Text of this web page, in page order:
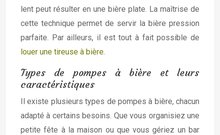
lent peut résulter en une bière plate. La maîtrise de
cette technique permet de servir la bière pression
parfaite. Par ailleurs, il est tout à fait possible de
louer une tireuse à bière.
Types de pompes à bière et leurs
caractéristiques
Il existe plusieurs types de pompes à bière, chacun
adapté à certains besoins. Que vous organisiez une
petite fête à la maison ou que vous gériez un bar